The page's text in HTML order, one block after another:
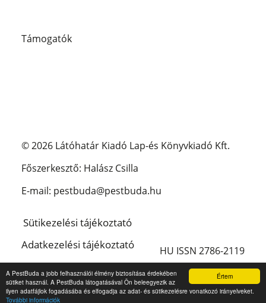
Értem
A PestBuda a jobb felhasználói élmény biztosítása érdekében
sütiket használ. A PestBuda látogatásával Ön beleegyezik az
ilyen adatfájlok fogadásába és elfogadja az adat- és sütikezelésre vonatkozó irányelveket.
További információk
Támogatók
© 2026 Látóhatár Kiadó Lap-és Könyvkiadó Kft.
Főszerkesztő: Halász Csilla
E-mail: pestbuda@pestbuda.hu
Sütikezelési tájékoztató
Adatkezelési tájékoztató
Impresszum
English
HU ISSN 2786-2119